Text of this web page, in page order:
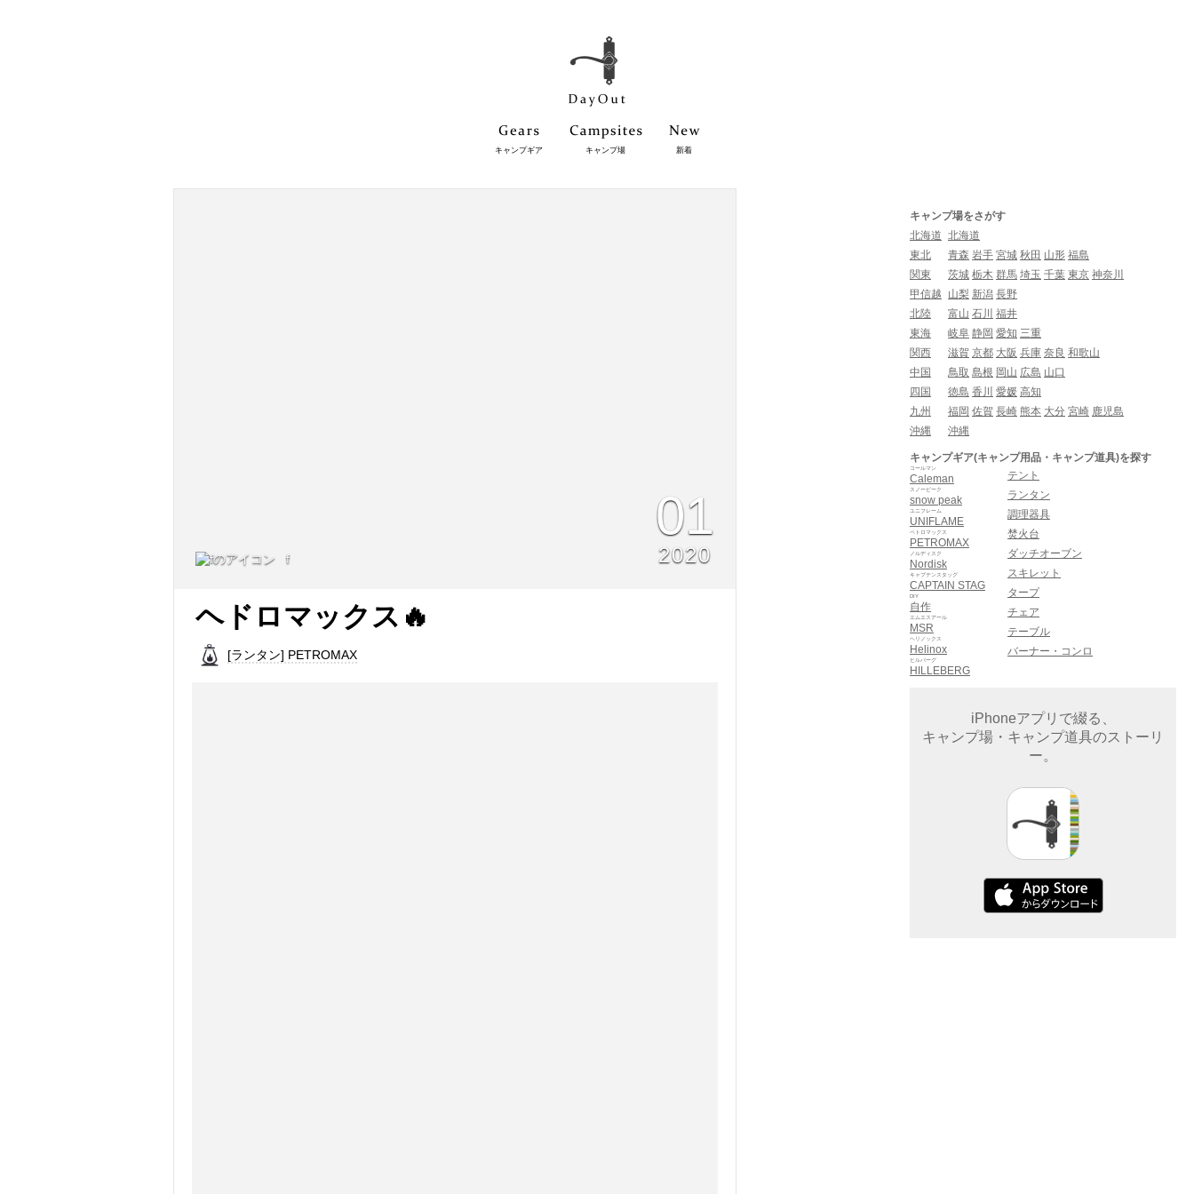
キャンプギア キャンプ場 新着
f
01
2020
ヘドロマックス🔥
[ランタン] PETROMAX
キャンプ場をさがす
北海道 北海道
東北
青森 岩手 宮城 秋田 山形 福島
関東
茨城 栃木 群馬 埼玉 千葉 東京 神奈川
甲信越
山梨 新潟 長野
北陸
富山 石川 福井
東海
岐阜 静岡 愛知 三重
関西
滋賀 京都 大阪 兵庫 奈良 和歌山
中国
鳥取 島根 岡山 広島 山口
四国
徳島 香川 愛媛 高知
九州
福岡 佐賀 長崎 熊本 大分 宮崎 鹿児島
沖縄
沖縄
キャンプギア(キャンプ用品・キャンプ道具)を探す
Caleman
コールマン
snow peak
スノーピーク
UNIFLAME
ユニフレーム
PETROMAX
ペトロマックス
Nordisk
ノルディスク
CAPTAIN STAG
キャプテンスタッグ
自作
DIY
MSR
エムエスアール
Helinox
ヘリノックス
HILLEBERG
ヒルバーグ
テント
ランタン
調理器具
焚火台
ダッチオーブン
スキレット
タープ
チェア
テーブル
バーナー・コンロ
iPhoneアプリで綴る、
キャンプ場・キャンプ道具のストーリ
ー。